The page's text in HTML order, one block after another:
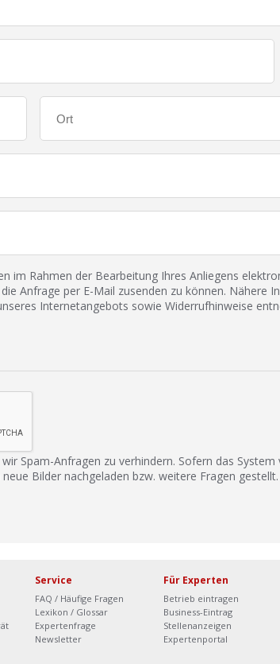
im Rahmen der Bearbeitung Ihres Anliegens
Anfrage per E-Mail zusenden zu können. Nähere
Internetangebots sowie Widerrufhinweise
Spam-Anfragen zu verhindern. Sofern das
Bilder nachgeladen bzw. weitere Fragen gestellt.
Service
FAQ / Häufige Fragen
Lexikon / Glossar
Expertenfrage
Newsletter
Für Experten
Betrieb eintragen
Business-Eintrag
Stellenanzeigen
Expertenportal